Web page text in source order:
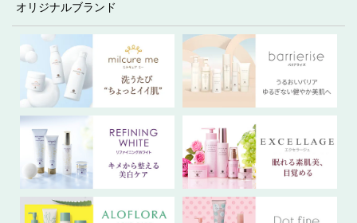
オリジナルブランド